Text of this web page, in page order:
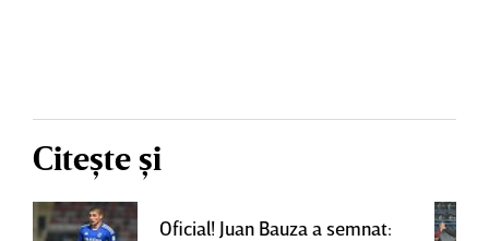
Citește și
Oficial! Juan Bauza a semnat: